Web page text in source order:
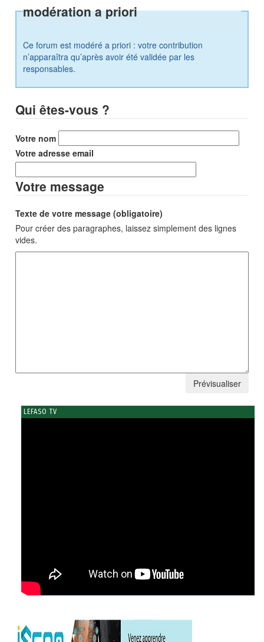
modération a priori
Ce forum est modéré a priori : votre contribution
n’apparaîtra qu’après avoir été validée par les
responsables.
Qui êtes-vous ?
Votre nom
Votre adresse email
Votre message
Texte de votre message (obligatoire)
Pour créer des paragraphes, laissez simplement des lignes
vides.
LEFASO TV